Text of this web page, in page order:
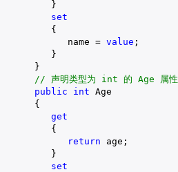
         }
set
         {
            name =
value ;
         }
      }
// 声明类型为 int 的 Age 属性
public
int Age
      {
get
         {
return age;
         }
set